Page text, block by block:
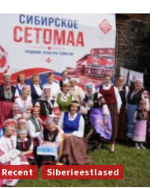
Recent Siberieestlased